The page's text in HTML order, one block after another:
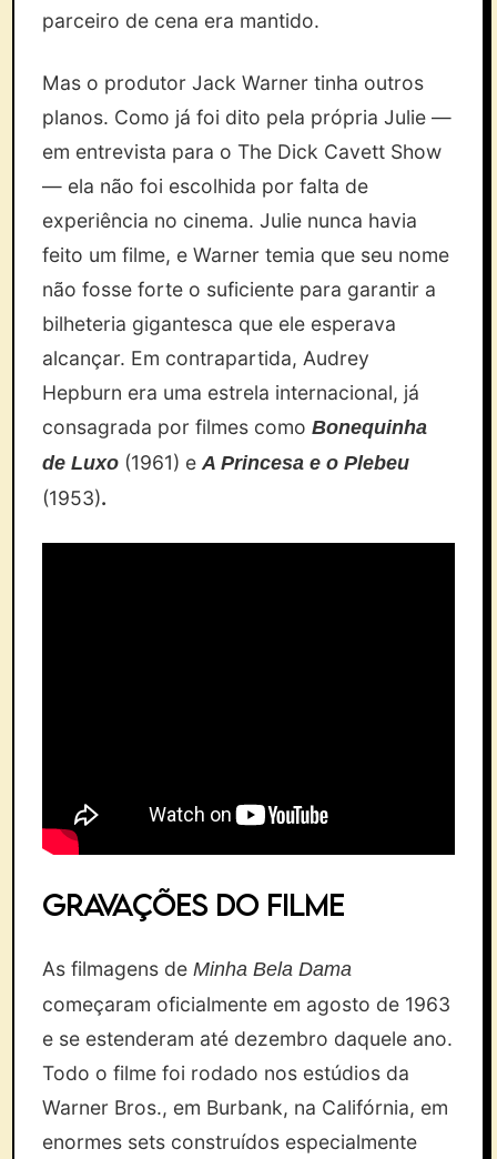
parceiro de cena era mantido.
Mas o produtor Jack Warner tinha outros
planos. Como já foi dito pela própria Julie —
em entrevista para o The Dick Cavett Show
— ela não foi escolhida por falta de
experiência no cinema. Julie nunca havia
feito um filme, e Warner temia que seu nome
não fosse forte o suficiente para garantir a
bilheteria gigantesca que ele esperava
alcançar. Em contrapartida, Audrey
Hepburn era uma estrela internacional, já
consagrada por filmes comoBonequinha
de Luxo (1961) eA Princesa e o Plebeu
(1953).
Gravações do Filme
As filmagens deMinha Bela Dama
começaram oficialmente em agosto de 1963
e se estenderam até dezembro daquele ano.
Todo o filme foi rodado nos estúdios da
Warner Bros., em Burbank, na Califórnia, em
enormes sets construídos especialmente